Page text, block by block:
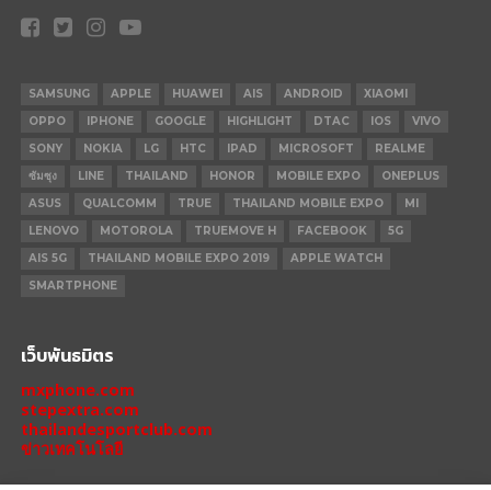
SAMSUNG APPLE HUAWEI AIS ANDROID
XIAOMI
OPPO
IPHONE GOOGLE HIGHLIGHT DTAC IOS
VIVO
SONY
NOKIA LG HTC IPAD MICROSOFT
REALME
ซัมซุง
LINE THAILAND HONOR MOBILE EXPO
ONEPLUS
ASUS
QUALCOMM TRUE THAILAND MOBILE EXPO
MI
LENOVO
MOTOROLA TRUEMOVE H FACEBOOK
5G
AIS 5G
THAILAND MOBILE EXPO 2019
APPLE WATCH
SMARTPHONE
เว็บพันธมิตร
mxphone.com
stepextra.com
thailandesportclub.com
ข่าวเทคโนโลยี